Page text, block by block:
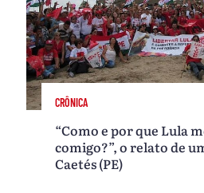
CRÔNICA
“Como e por que Lula
comigo?”, o relato de
Caetés (PE)